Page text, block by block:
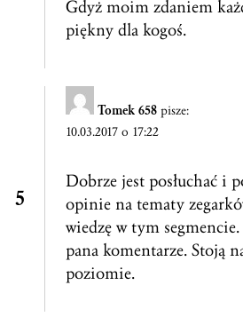
Gdyż moim zdaniem
piękny dla kogoś.
Tomek 658 pisze:
10.03.2017 o 17:22
Dobrze jest posłuchać i
opinie na tematy
wiedzę w tym
pana komentarze. Stoją
poziomie.